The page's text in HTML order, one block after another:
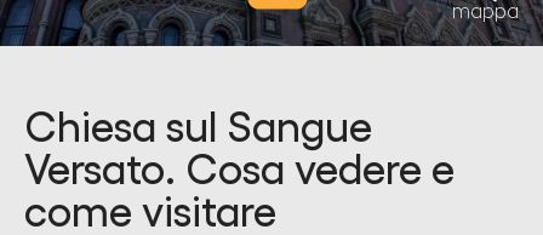
mappa
Chiesa sul Sangue
Versato. Cosa vedere e
come visitare